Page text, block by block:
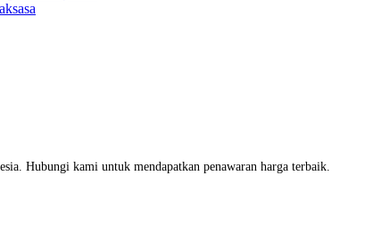
Hubungi kami untuk mendapatkan penawaran harga terbaik.